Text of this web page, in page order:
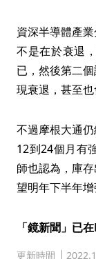
資深半導體產
不是在於衰退
已，然後第二
現衰退，甚至也
不過摩根大通
12到24個月有
師也認為，庫
望明年下半年增
「鏡新聞」已
更新時間